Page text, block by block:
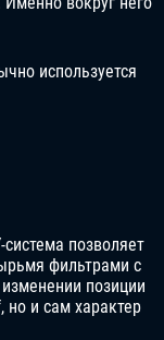
используется
позволяет
фильтрами с
позиции
но и сам характер